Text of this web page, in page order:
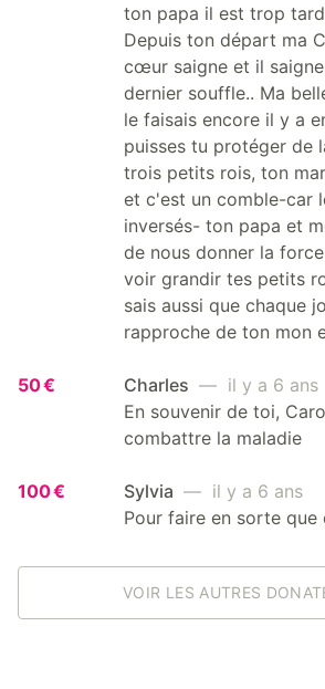
ton papa il est trop
Depuis ton départ ma
cœur saigne et il
dernier souffle.. Ma
le faisais encore il y a
puisses tu protéger de
trois petits rois, ton
et c'est un comble-car
inversés- ton papa et
de nous donner la
voir grandir tes petits
sais aussi que chaque
rapproche de ton mon
50 € Charles — il y a 6 ans
En souvenir de toi,
combattre la maladie
100 € Sylvia — il y a 6 ans
Pour faire en sorte que
VOIR LES AUTRES